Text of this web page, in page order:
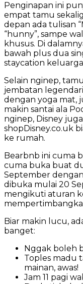
Penginapan ini
empat tamu
depan ada tulisan
“hunny”, sampe
khusus. Di
bawah plus dua
staycation
Selain nginep,
jembatan
dengan yoga mat,
makin santai ala
nginep, Disney
shopDisney.co.uk
ke rumah.
Bearbnb ini cuma
cuma buka buat
September
dibuka mulai 20
mengikuti aturan
Biar makin lucu,
banget:
Nggak boleh
Toples madu
mainan, awas!
Jam 11 pagi